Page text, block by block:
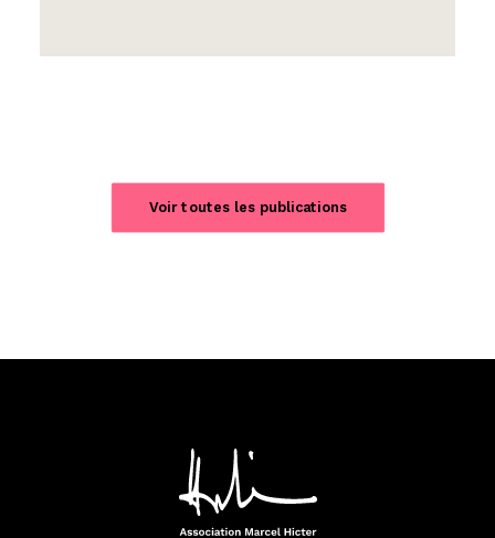
Voir toutes les publications